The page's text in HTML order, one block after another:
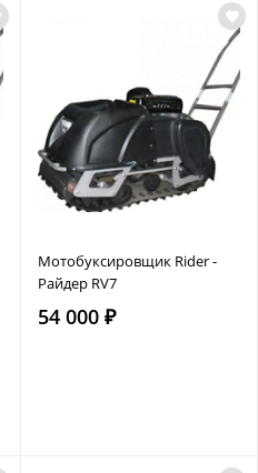
Мотобуксировщик Rider -
Райдер RV7
54 000 ₽